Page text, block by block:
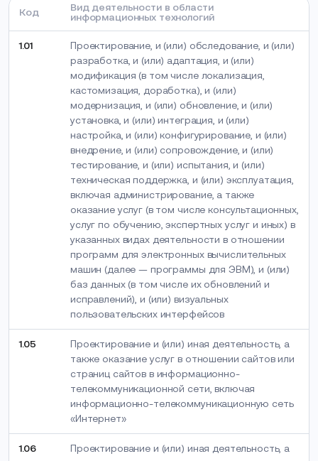
Код
Вид деятельности в области
информационных технологий
1.01
Проектирование, и (или) обследование, и (или)
разработка, и (или) адаптация, и (или)
модификация (в том числе локализация,
кастомизация, доработка), и (или)
модернизация, и (или) обновление, и (или)
установка, и (или) интеграция, и (или)
настройка, и (или) конфигурирование, и (или)
внедрение, и (или) сопровождение, и (или)
тестирование, и (или) испытания, и (или)
техническая поддержка, и (или) эксплуатация,
включая администрирование, а также
оказание услуг (в том числе консультационных,
услуг по обучению, экспертных услуг и иных) в
указанных видах деятельности в отношении
программ для электронных вычислительных
машин (далее — программы для ЭВМ), и (или)
баз данных (в том числе их обновлений и
исправлений), и (или) визуальных
пользовательских интерфейсов
1.05
Проектирование и (или) иная деятельность, а
также оказание услуг в отношении сайтов или
страниц сайтов в информационно-
телекоммуникационной сети, включая
информационно-телекоммуникационную сеть
«Интернет»
1.06
Проектирование и (или) иная деятельность, а